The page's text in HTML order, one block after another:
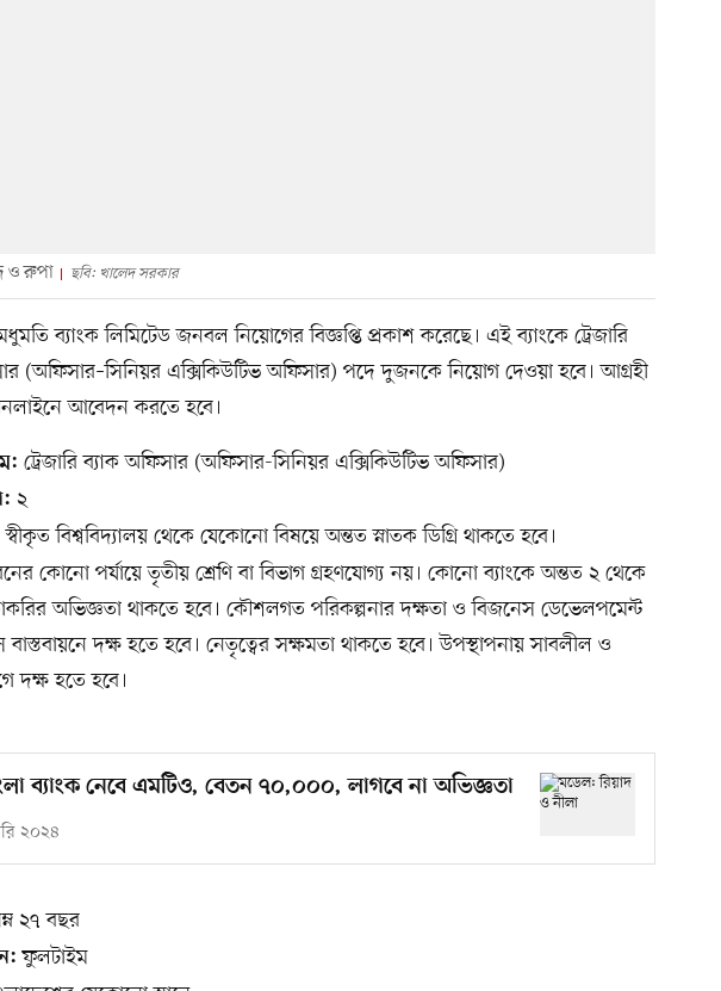
ও রুপা ছবি: খালেদ সরকার
ব্যাংক লিমিটেড জনবল নিয়োগের বিজ্ঞপ্তি প্রকাশ করেছে। এই ব্যাংকে ট্রেজারি
(অফিসার–সিনিয়র এক্সিকিউটিভ অফিসার) পদে দুজনকে নিয়োগ দেওয়া হবে। আগ্রহী
অনলাইনে আবেদন করতে হবে।
ট্রেজারি ব্যাক অফিসার (অফিসার-সিনিয়র এক্সিকিউটিভ অফিসার)
২
স্বীকৃত বিশ্ববিদ্যালয় থেকে যেকোনো বিষয়ে অন্তত স্নাতক ডিগ্রি থাকতে হবে।
কোনো পর্যায়ে তৃতীয় শ্রেণি বা বিভাগ গ্রহণযোগ্য নয়। কোনো ব্যাংকে অন্তত ২ থেকে
অভিজ্ঞতা থাকতে হবে। কৌশলগত পরিকল্পনার দক্ষতা ও বিজনেস ডেভেলপমেন্ট
বাস্তবায়নে দক্ষ হতে হবে। নেতৃত্বের সক্ষমতা থাকতে হবে। উপস্থাপনায় সাবলীল ও
দক্ষ হতে হবে।
ব্যাংক নেবে এমটিও, বেতন ৭০,০০০, লাগবে না অভিজ্ঞতা
২০২৪
২৭ বছর
ফুলটাইম